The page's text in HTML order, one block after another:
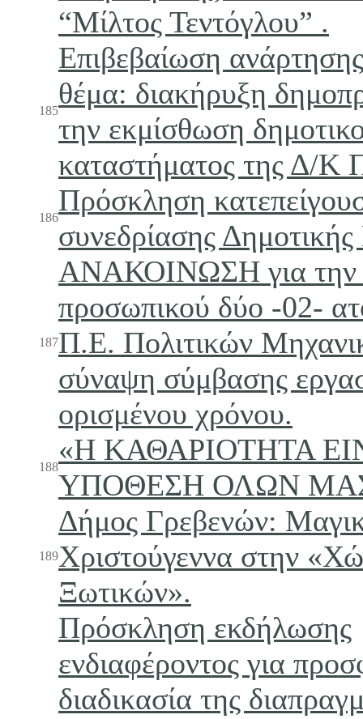
“Μίλτος Τεντόγλου” .
185
Επιβεβαίωση
θέμα: διακήρυξη
την εκμίσθωση
καταστήματος της Δ/Κ
186
Πρόσκληση
συνεδρίασης
187
ΑΝΑΚΟΙΝΩΣΗ για την
προσωπικού δύο -02-
Π.Ε. Πολιτικών
σύναψη σύμβασης
ορισμένου χρόνου.
188
«Η ΚΑΘΑΡΙΟΤΗΤΑ
ΥΠΟΘΕΣΗ ΟΛΩΝ
189
Δήμος Γρεβενών:
Χριστούγεννα στην
Ξωτικών».
Πρόσκληση εκδήλωσης
ενδιαφέροντος για
διαδικασία της